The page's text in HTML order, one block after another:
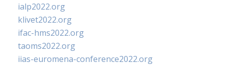
ialp2022.org
klivet2022.org
ifac-hms2022.org
taoms2022.org
iias-euromena-conference2022.org